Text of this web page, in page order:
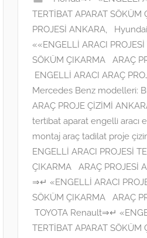
TERTİBAT APARAT
PROJESİ ANKARA,
««ENGELLİ ARACI
SÖKÜM ÇIKARMA ARAÇ
ENGELLİ ARACI ARAÇ
Mercedes Benz modelleri:
ARAÇ PROJE ÇİZİMİ
tertibat aparat engelli aracı
montaj araç tadilat proje
ENGELLİ ARACI PROJESİ
ÇIKARMA ARAÇ PROJESİ
⇒↵ «ENGELLİ ARACI
SÖKÜM ÇIKARMA ARAÇ
TOYOTA Renault⇒↵
TERTİBAT APARAT